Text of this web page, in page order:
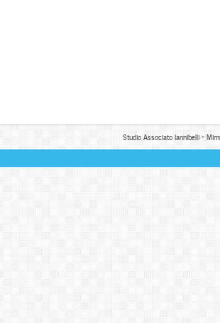
Studio Associato Iannibelli -